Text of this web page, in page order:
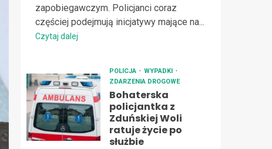
zapobiegawczym. Policjanci coraz
częściej podejmują inicjatywy mające na...
Czytaj dalej
POLICJA
WYPADKI
ZDARZENIA DROGOWE
Bohaterska
policjantka z
Zduńskiej Woli
ratuje życie po
służbie